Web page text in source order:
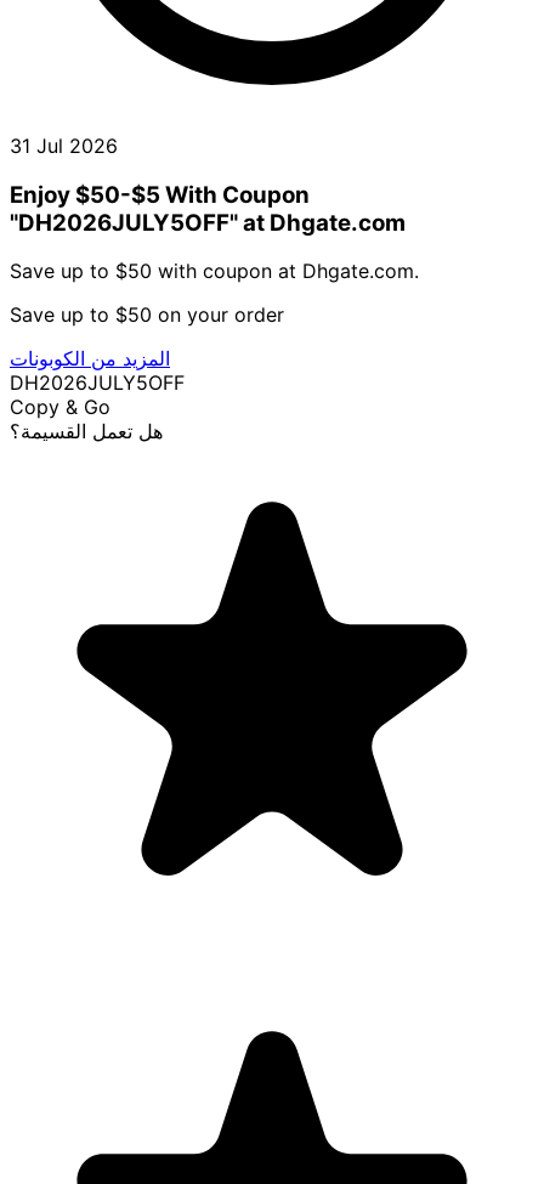
31 Jul 2026
Enjoy $50-$5 With Coupon
"DH2026JULY5OFF" at Dhgate.com
Save up to $50 with coupon at Dhgate.com.
Save up to $50 on your order
المزيد من الكوبونات
DH2026JULY5OFF
Copy & Go
هل تعمل القسيمة؟